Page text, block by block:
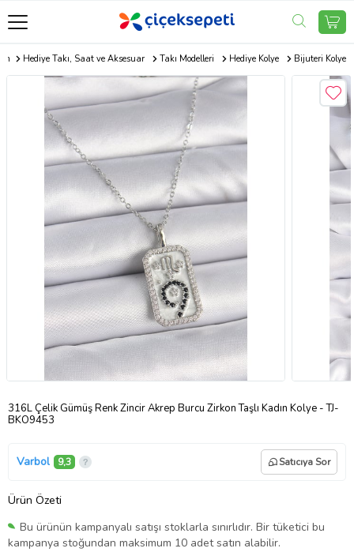
Hediye Takı, Saat ve Aksesuar Takı Modelleri Hediye Kolye Bijuteri Kolye
316L Çelik Gümüş Renk Zincir Akrep Burcu Zirkon Taşlı Kadın Kolye - TJ-
BKO9453
Varbol 9,3 Satıcıya Sor
Ürün Özeti
Bu ürünün kampanyalı satışı stoklarla sınırlıdır. Bir tüketici bu
kampanya stoğundan maksimum 10 adet satın alabilir.